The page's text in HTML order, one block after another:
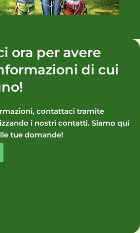
ora per avere
di cui
contattaci tramite
i nostri contatti. Siamo qui
tue domande!